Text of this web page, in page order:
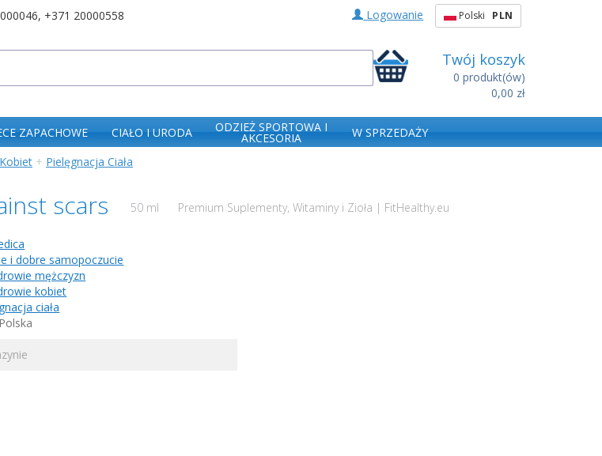
, +371 20000558 Logowanie Polski PLN
Twój koszyk
0 produkt(ów)
0,00 zł
ZAPACHOWE CIAŁO I URODA ODZIEŻ SPORTOWA I
AKCESORIA
W SPRZEDAŻY
+ Pielęgnacja Ciała
scars 50 ml Premium Suplementy, Witaminy i Zioła | FitHealthy.eu
i dobre samopoczucie
mężczyzn
kobiet
ciała